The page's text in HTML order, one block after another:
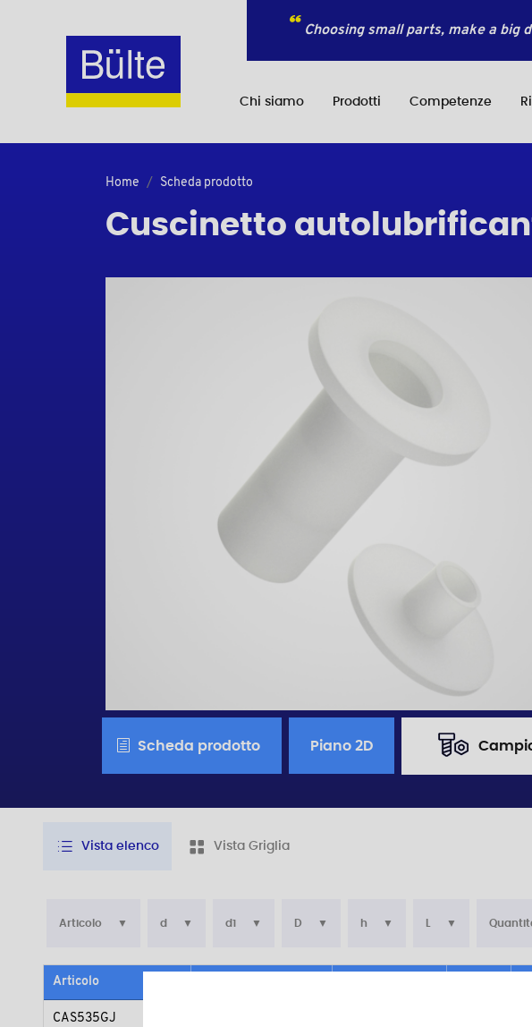
Choosing small parts, make a big
Chi siamo Prodotti Competenze
Home Scheda prodotto
Cuscinetto
Scheda prodotto Piano 2D
Vista elenco Vista Griglia
Articolo d d1 D h L
Articolo
CAS535GJ